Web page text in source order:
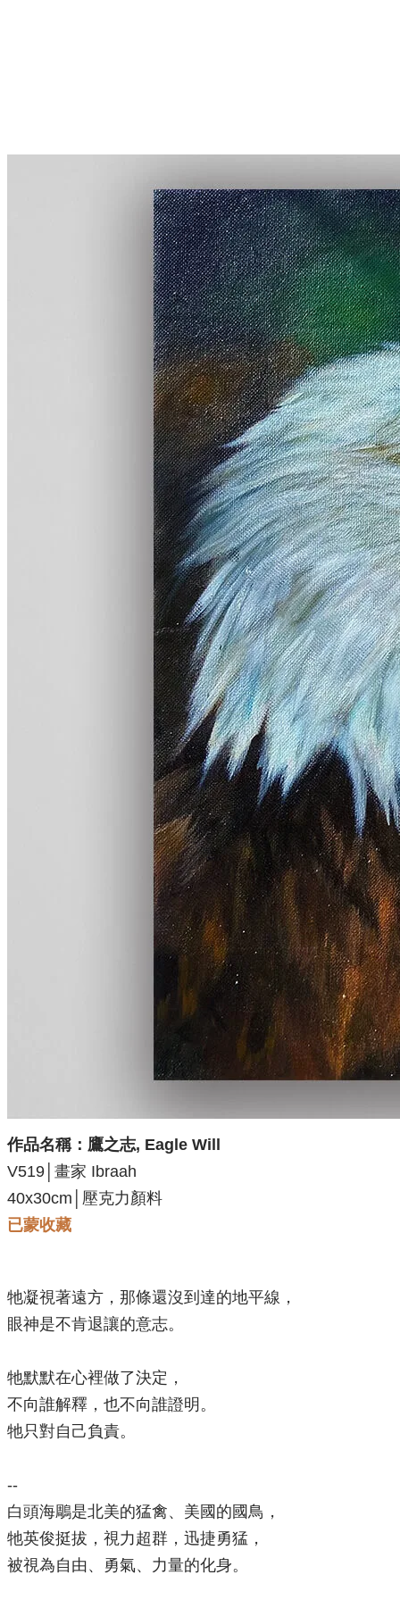
作品名稱： 鷹之志, Eagle Will
V519 畫家 Ibraah
40x30cm│壓克力顏料
已蒙收藏
牠凝視著遠方，那條還沒到達的地平線，
眼神是不肯退讓的意志。
牠默默在心裡做了決定，
不向誰解釋，也不向誰證明。
牠只對自己負責。
--
白頭海鵰是北美的猛禽、美國的國鳥，
牠英俊挺拔，視力超群，迅捷勇猛，
被視為自由、勇氣、力量的化身。